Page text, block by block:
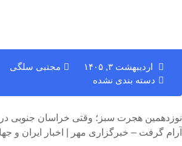
اردیبهشت ۳, ۱۴۰۵ مجتبی سلگی
دسته بندی نشده
نوزدهمین هجرت سبز؛ وقتی خراسان جنوبی
آرام گرفت – خبرگزاری مهر | اخبار ایران و